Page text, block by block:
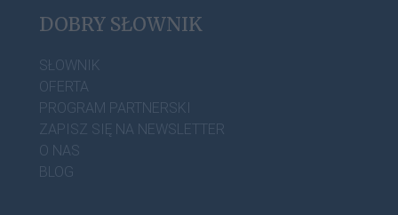
DOBRY SŁOWNIK
SŁOWNIK
OFERTA
PROGRAM PARTNERSKI
ZAPISZ SIĘ NA NEWSLETTER
O NAS
BLOG